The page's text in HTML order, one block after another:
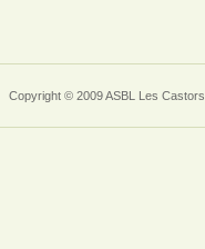
Copyright © 2009 ASBL Les